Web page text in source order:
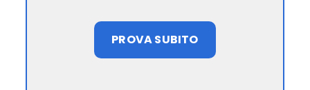
PROVA SUBITO